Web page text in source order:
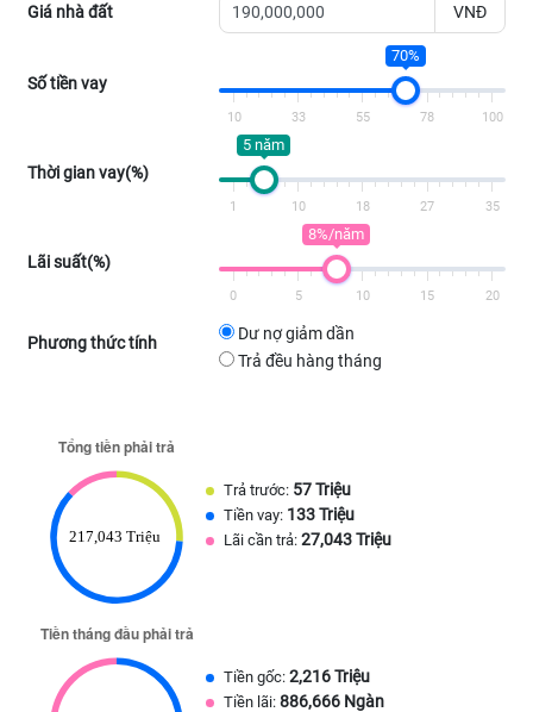
Giá nhà đất VNĐ
Số tiền vay
70%
10 33 55 78 100
Thời gian vay(%)
5 năm
1 10 18 27 35
Lãi suất(%)
8%/năm
0 5 10 15 20
Phương thức tính
Dư nợ giảm dần
Trả đều hàng tháng
Trả trước: 57 Triệu
Tiền vay: 133 Triệu
Lãi cần trả: 27,043 Triệu
Tiền gốc: 2,216 Triệu
Tiền lãi: 886,666 Ngàn